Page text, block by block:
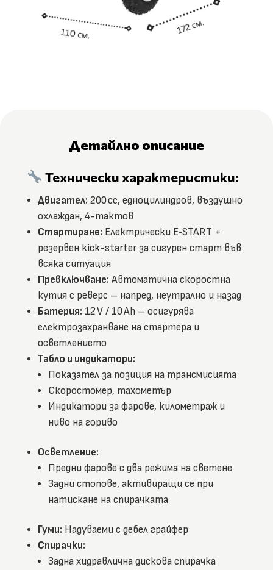
Детайлно описание
Технически характеристики:
Двигател: 200 cc, едноцилиндров, въздушно
охлаждан, 4-тактов
Стартиране: Електрически E‑START +
резервен kick-starter за сигурен старт във
всяка ситуация
Превключване: Автоматична скоростна
кутия с реверс – напред, неутрално и назад
Батерия: 12 V / 10 Ah – осигурява
електрозахранване на стартера и
осветлението
Табло и индикатори:
Показател за позиция на трансмисията
Скоростомер, тахометър
Индикатори за фарове, километраж и
ниво на гориво
Осветление:
Предни фарове с два режима на светене
Задни стопове, активиращи се при
натискане на спирачката
Гуми: Надуваеми с дебел грайфер
Спирачки:
Задна хидравлична дискова спирачка